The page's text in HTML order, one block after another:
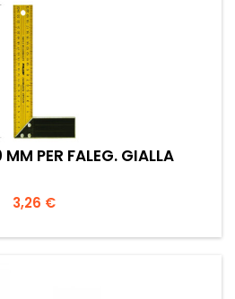
PER FALEG. GIALLA
Prezzo
3,26 €